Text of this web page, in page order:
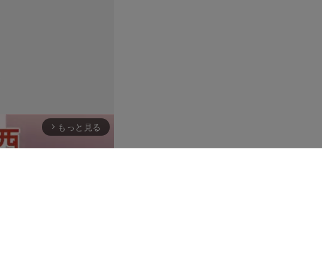
arrow_forward_ios もっと見る